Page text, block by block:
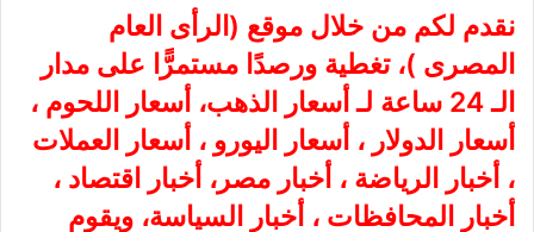
نقدم لكم من خلال موقع (الرأى العام
المصرى )، تغطية ورصدًا مستمرًّا على مدار
الـ 24 ساعة لـ أسعار الذهب، أسعار اللحوم ،
أسعار الدولار ، أسعار اليورو ، أسعار العملات
، أخبار الرياضة ، أخبار مصر، أخبار اقتصاد ،
أخبار المحافظات ، أخبار السياسة، ويقوم